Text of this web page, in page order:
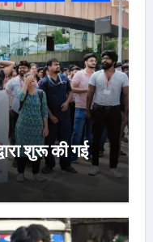
शुरू की गई